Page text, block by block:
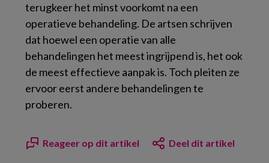
terugkeer het minst voorkomt na een
operatieve behandeling. De artsen schrijven
dat hoewel een operatie van alle
behandelingen het meest ingrijpend is, het ook
de meest effectieve aanpak is. Toch pleiten ze
ervoor eerst andere behandelingen te
proberen.
Reageer op dit artikel Deel dit artikel